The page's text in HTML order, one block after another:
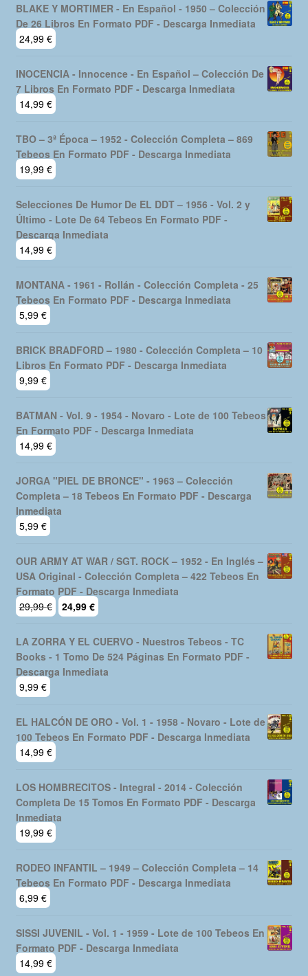
BLAKE Y MORTIMER - En Español - 1950 – Colección
De 26 Libros En Formato PDF - Descarga Inmediata
24,99 €
INOCENCIA - Innocence - En Español – Colección De
7 Libros En Formato PDF - Descarga Inmediata
14,99 €
TBO – 3ª Época – 1952 - Colección Completa – 869
Tebeos En Formato PDF - Descarga Inmediata
19,99 €
Selecciones De Humor De EL DDT – 1956 - Vol. 2 y
Último - Lote De 64 Tebeos En Formato PDF -
Descarga Inmediata
14,99 €
MONTANA - 1961 - Rollán - Colección Completa - 25
Tebeos En Formato PDF - Descarga Inmediata
5,99 €
BRICK BRADFORD – 1980 - Colección Completa – 10
Libros En Formato PDF - Descarga Inmediata
9,99 €
BATMAN - Vol. 9 - 1954 - Novaro - Lote de 100 Tebeos
En Formato PDF - Descarga Inmediata
14,99 €
JORGA "PIEL DE BRONCE" - 1963 – Colección
Completa – 18 Tebeos En Formato PDF - Descarga
Inmediata
5,99 €
OUR ARMY AT WAR / SGT. ROCK – 1952 - En Inglés –
USA Original - Colección Completa – 422 Tebeos En
Formato PDF - Descarga Inmediata
29,99€
El
precio
original
era:
29,99 €.
24,99 €
actual
es:
LA ZORRA Y EL CUERVO - Nuestros Tebeos - TC
Books - 1 Tomo De 524 Páginas En Formato PDF -
Descarga Inmediata
9,99 €
EL HALCÓN DE ORO - Vol. 1 - 1958 - Novaro - Lote de
100 Tebeos En Formato PDF - Descarga Inmediata
14,99 €
LOS HOMBRECITOS - Integral - 2014 - Colección
Completa De 15 Tomos En Formato PDF - Descarga
Inmediata
19,99 €
RODEO INFANTIL – 1949 – Colección Completa – 14
Tebeos En Formato PDF - Descarga Inmediata
6,99 €
SISSI JUVENIL - Vol. 1 - 1959 - Lote de 100 Tebeos En
Formato PDF - Descarga Inmediata
14,99 €